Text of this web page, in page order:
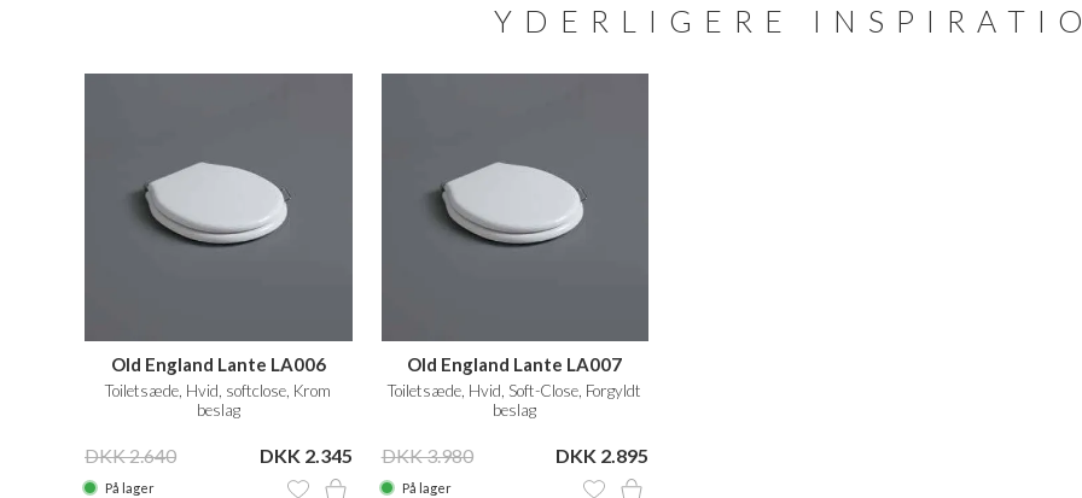
YDERLIGERE
Old England Lante LA006
Toiletsæde, Hvid, softclose, Krom
beslag
DKK 2.640 DKK 2.345
På lager
Old England Lante LA007
Toiletsæde, Hvid, Soft-Close, Forgyldt
beslag
DKK 3.980 DKK 2.895
På lager